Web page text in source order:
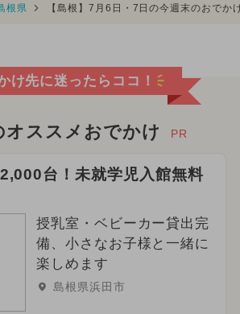
根県 【島根】7月6日・7日の今週末のおで
け先に迷ったらココ！
オススメおでかけ PR
台！未就学児入館無料
授乳室・ベビーカー貸出完
備、小さなお子様と一緒に
楽しめます
島根県浜田市